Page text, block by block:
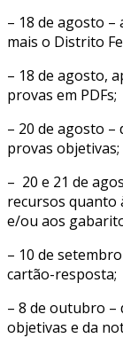
– 18 de agosto –
mais o Distrito
– 18 de agosto,
provas em PDFs;
– 20 de agosto​
provas objetivas;
– 20 e 21 de
recursos quanto
e/ou aos
– 10 de
cartão-resposta;
– 8 de outubro –
objetivas e da